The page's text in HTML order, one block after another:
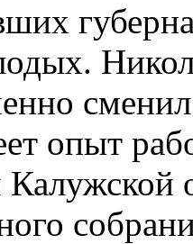
опыт
Калужской